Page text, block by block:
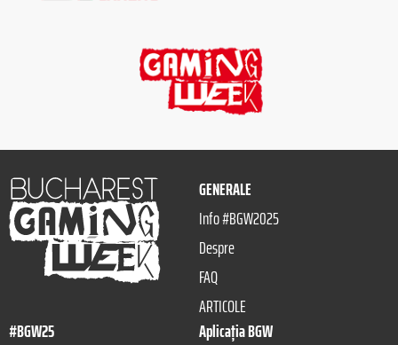
GENERALE
Info #BGW2025
Despre
FAQ
ARTICOLE
#BGW25
Aplicația BGW